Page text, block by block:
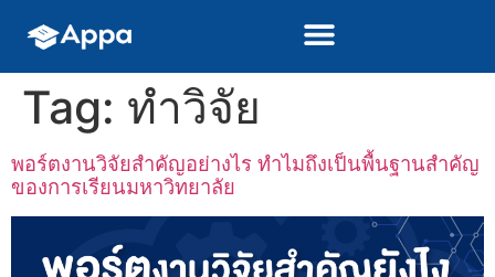
Tag: ทำวิจัย
พอร์ตงานวิจัยสำคัญอย่างไร ทำไมถึงเป็นพื้นฐานสำคัญ
ของการเรียนมหาวิทยาลัย